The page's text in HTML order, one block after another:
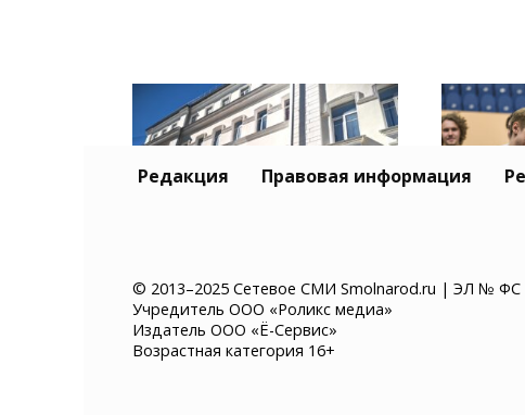
От Брянска до Якутии: в
СмолГУ завершился
первый этап зачисления
в студенты
Лучший
Редакция Правовая информация
© 2013–2025 Сетевое СМИ Smolnarod.ru | ЭЛ № ФС
Учредитель ООО «Роликс медиа»
Издатель ООО «Ё-Сервис»
Возрастная категория 16+